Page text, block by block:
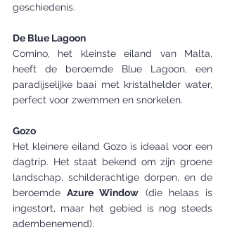
geschiedenis.
De Blue Lagoon
Comino, het kleinste eiland van Malta,
heeft de beroemde Blue Lagoon, een
paradijselijke baai met kristalhelder water,
perfect voor zwemmen en snorkelen.
Gozo
Het kleinere eiland Gozo is ideaal voor een
dagtrip. Het staat bekend om zijn groene
landschap, schilderachtige dorpen, en de
beroemde Azure Window (die helaas is
ingestort, maar het gebied is nog steeds
adembenemend).